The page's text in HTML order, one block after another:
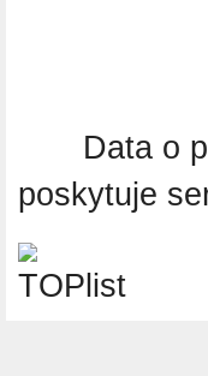
Data o
poskytuje